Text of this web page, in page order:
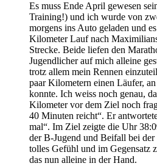
Es muss Ende April gewesen
Training!) und ich wurde von
morgens ins Auto geladen und
Kilometer Lauf nach
Strecke. Beide liefen den
Jugendlicher auf mich alleine
trotz allem mein Rennen
paar Kilometern einen Läufer,
konnte. Ich weiss noch genau,
Kilometer vor dem Ziel noch
40 Minuten reicht“. Er
mal“. Im Ziel zeigte die Uhr
der B-Jugend und Beifall bei der
tolles Gefühl und im Gegensatz
das nun alleine in der Hand.